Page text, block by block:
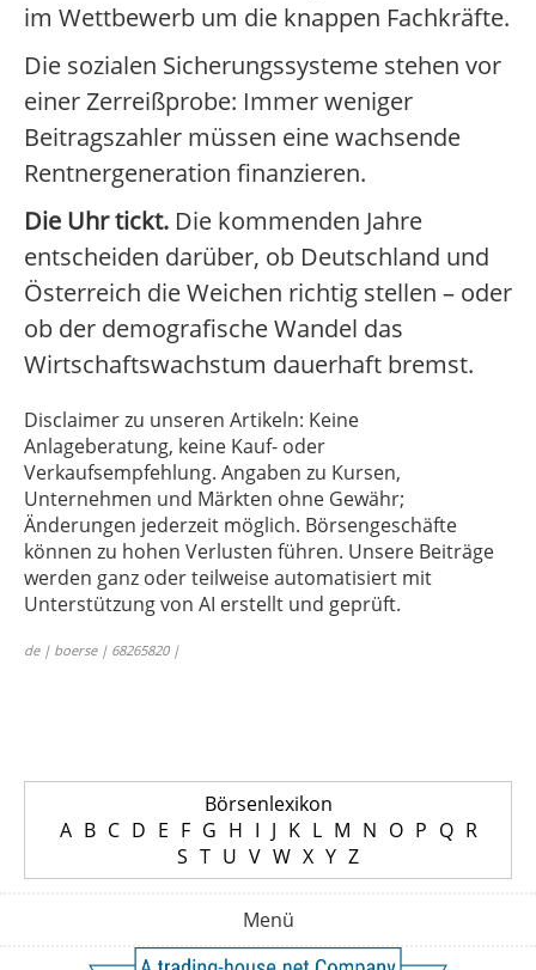
im Wettbewerb um die knappen Fachkräfte.
Die sozialen Sicherungssysteme stehen vor
einer Zerreißprobe: Immer weniger
Beitragszahler müssen eine wachsende
Rentnergeneration finanzieren.
Die Uhr tickt. Die kommenden Jahre
entscheiden darüber, ob Deutschland und
Österreich die Weichen richtig stellen – oder
ob der demografische Wandel das
Wirtschaftswachstum dauerhaft bremst.
Disclaimer zu unseren Artikeln: Keine
Anlageberatung, keine Kauf- oder
Verkaufsempfehlung. Angaben zu Kursen,
Unternehmen und Märkten ohne Gewähr;
Änderungen jederzeit möglich. Börsengeschäfte
können zu hohen Verlusten führen. Unsere Beiträge
werden ganz oder teilweise automatisiert mit
Unterstützung von AI erstellt und geprüft.
de | boerse | 68265820 |
Börsenlexikon
A B C D E F G H I J K L M N O P Q R
S T U V W X Y Z
Menü